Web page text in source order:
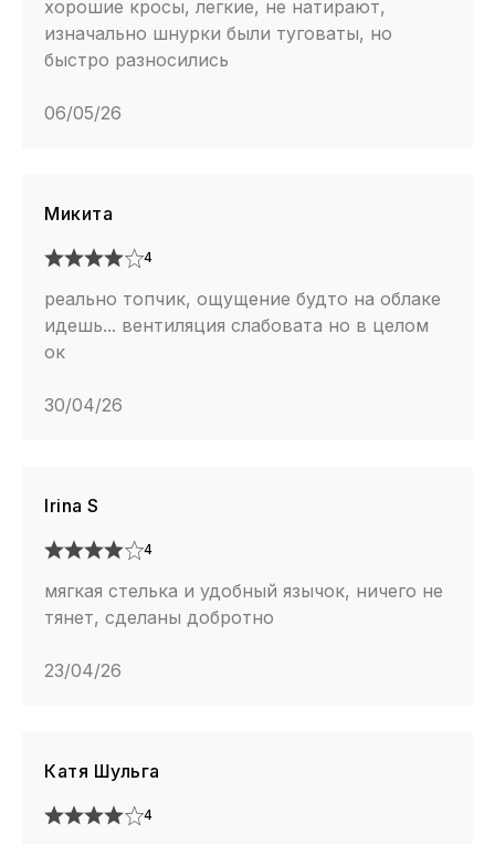
хорошие кросы, легкие, не натирают,
изначально шнурки были туговаты, но
быстро разносились
06/05/26
Микита
4
реально топчик, ощущение будто на облаке
идешь... вентиляция слабовата но в целом
ок
30/04/26
Irina S
4
мягкая стелька и удобный язычок, ничего не
тянет, сделаны добротно
23/04/26
Катя Шульга
4